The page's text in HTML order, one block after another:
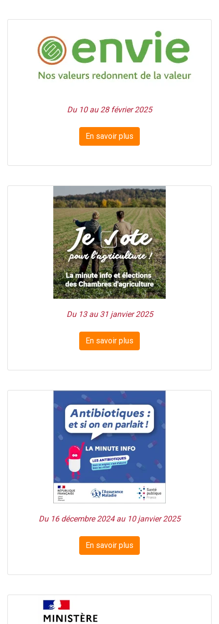
Du 10 au 28 février 2025
En savoir plus
Du 13 au 31 janvier 2025
En savoir plus
Du 16 décembre 2024 au 10 janvier 2025
En savoir plus